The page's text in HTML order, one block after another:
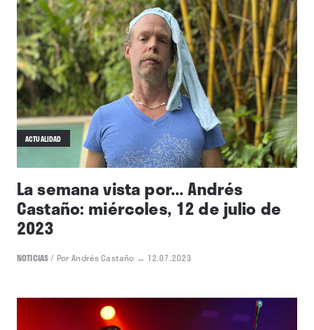
ACTUALIDAD
La semana vista por... Andrés
Castaño: miércoles, 12 de julio de
2023
NOTICIAS/ Por Andrés Castaño → 12.07.2023